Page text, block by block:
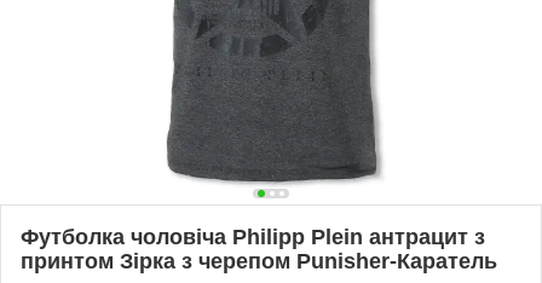
Футболка чоловіча Philipp Plein антрацит з
принтом Зірка з черепом Punisher-Каратель